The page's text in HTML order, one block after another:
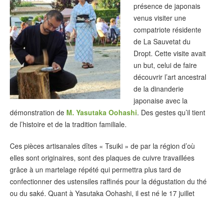
présence de japonais
venus visiter une
compatriote résidente
de La Sauvetat du
Dropt. Cette visite avait
un but, celui de faire
découvrir l’art ancestral
de la dinanderie
japonaise avec la
démonstration de M. Yasutaka Oohashi. Des gestes qu’il tient
de l’histoire et de la tradition familiale.
Ces pièces artisanales dîtes « Tsuiki » de par la région d’où
elles sont originaires, sont des plaques de cuivre travaillées
grâce à un martelage répété qui permettra plus tard de
confectionner des ustensiles raffinés pour la dégustation du thé
ou du saké. Quant à Yasutaka Oohashi, il est né le 17 juillet